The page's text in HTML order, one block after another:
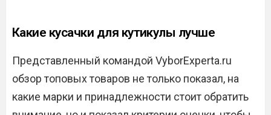
Какие кусачки для кутикулы лучше
Представленный командой VyborExperta.ru
обзор топовых товаров не только показал, на
какие марки и принадлежности стоит обратить